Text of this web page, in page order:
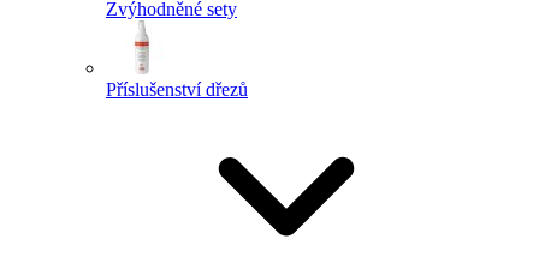
Zvýhodněné sety
Příslušenství dřezů